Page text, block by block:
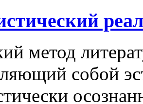
метод
собой